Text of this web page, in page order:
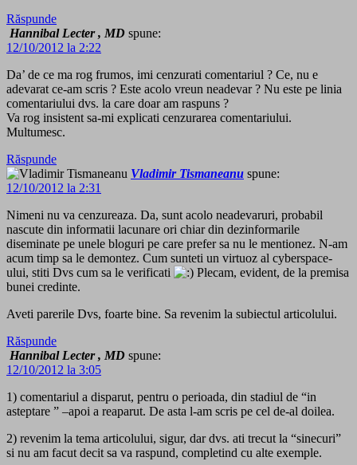
Răspunde
Hannibal Lecter , MD spune:
12/10/2012 la 2:22
Da’ de ce ma rog frumos, imi cenzurati comentariul ? Ce, nu e
adevarat ce-am scris ? Este acolo vreun neadevar ? Nu este pe linia
comentariului dvs. la care doar am raspuns ?
Va rog insistent sa-mi explicati cenzurarea comentariului.
Multumesc.
Răspunde
Vladimir Tismaneanu spune:
12/10/2012 la 2:31
Nimeni nu va cenzureaza. Da, sunt acolo neadevaruri, probabil
nascute din informatii lacunare ori chiar din dezinformarile
diseminate pe unele bloguri pe care prefer sa nu le mentionez. N-am
acum timp sa le demontez. Cum sunteti un virtuoz al cyberspace-
ului, stiti Dvs cum sa le verificati
Plecam, evident, de la premisa
bunei credinte.
Aveti parerile Dvs, foarte bine. Sa revenim la subiectul articolului.
Răspunde
Hannibal Lecter , MD spune:
12/10/2012 la 3:05
1) comentariul a disparut, pentru o perioada, din stadiul de “in
asteptare ” –apoi a reaparut. De asta l-am scris pe cel de-al doilea.
2) revenim la tema articolului, sigur, dar dvs. ati trecut la “sinecuri”
si nu am facut decit sa va raspund, completind cu alte exemple.